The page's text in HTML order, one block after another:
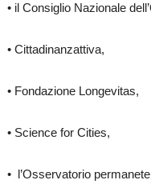
• il Consiglio Nazionale
• Cittadinanzattiva,
• Fondazione Longevitas,
• Science for Cities,
• l’Osservatorio